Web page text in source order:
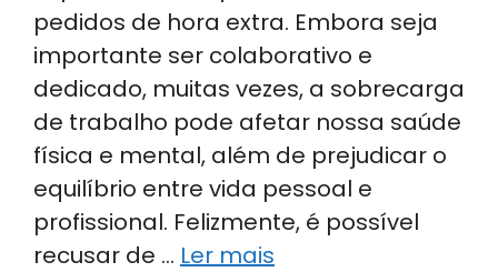
pedidos de hora extra. Embora seja
importante ser colaborativo e
dedicado, muitas vezes, a sobrecarga
de trabalho pode afetar nossa saúde
física e mental, além de prejudicar o
equilíbrio entre vida pessoal e
profissional. Felizmente, é possível
recusar de … Ler mais